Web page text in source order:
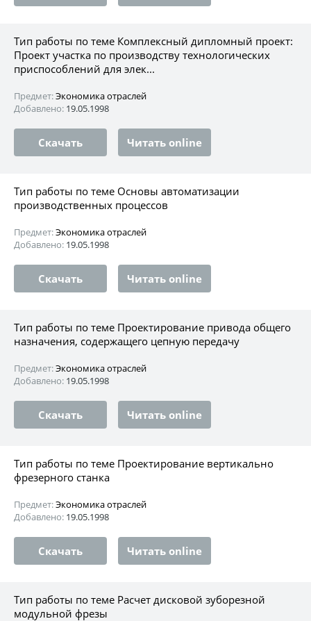
Тип работы по теме Комплексный дипломный проект:
Проект участка по производству технологических
приспособлений для элек...
Предмет:Экономика отраслей
Добавлено: 19.05.1998
Скачать Читать online
Тип работы по теме Основы автоматизации
производственных процессов
Предмет:Экономика отраслей
Добавлено: 19.05.1998
Скачать Читать online
Тип работы по теме Проектирование привода общего
назначения, содержащего цепную передачу
Предмет:Экономика отраслей
Добавлено: 19.05.1998
Скачать Читать online
Тип работы по теме Проектирование вертикально
фрезерного станка
Предмет:Экономика отраслей
Добавлено: 19.05.1998
Скачать Читать online
Тип работы по теме Расчет дисковой зуборезной
модульной фрезы